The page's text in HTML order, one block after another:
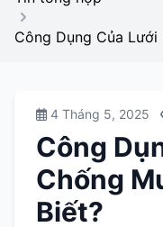
Công Dụng Của Lưới
4 Tháng 5, 2025
Công
Chống
Biết?